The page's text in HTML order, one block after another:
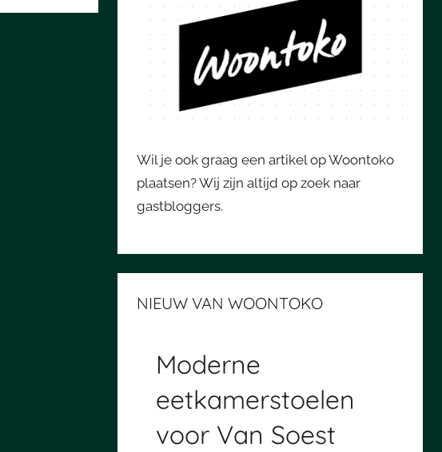
Wil je ook graag een artikel op Woontoko
plaatsen? Wij zijn altijd op zoek naar
gastbloggers.
NIEUW VAN WOONTOKO
Moderne
eetkamerstoelen
voor Van Soest